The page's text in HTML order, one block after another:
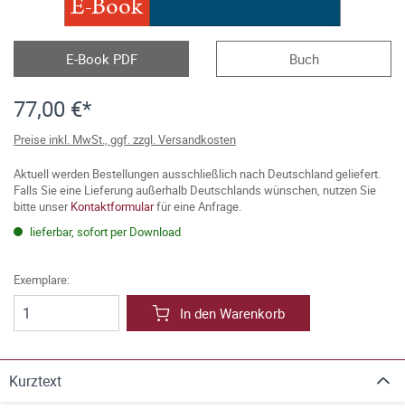
E-Book
E-Book PDF Buch
77,00 €*
Preise inkl. MwSt., ggf. zzgl. Versandkosten
Aktuell werden Bestellungen ausschließlich nach Deutschland geliefert.
Falls Sie eine Lieferung außerhalb Deutschlands wünschen, nutzen Sie
bitte unserKontaktformularfür eine Anfrage.
lieferbar, sofort per Download
Exemplare:
In den Warenkorb
Kurztext